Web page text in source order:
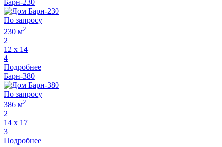
Барн-230
По запросу
230 м2
2
12 х 14
4
Подробнее
Барн-380
По запросу
386 м2
2
14 х 17
3
Подробнее